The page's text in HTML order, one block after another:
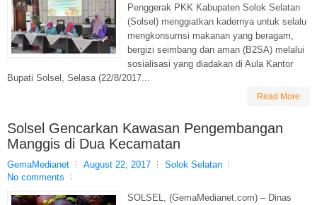
Penggerak PKK Kabupaten Solok Selatan
(Solsel) menggiatkan kadernya untuk selalu
mengkonsumsi makanan yang beragam,
bergizi seimbang dan aman (B2SA) melalui
sosialisasi yang diadakan di Aula Kantor
Bupati Solsel, Selasa (22/8/2017...
Read More
Solsel Gencarkan Kawasan Pengembangan
Manggis di Dua Kecamatan
GemaMedianet August 22, 2017
Solok Selatan
No comments
SOLSEL, (GemaMedianet.com) – Dinas